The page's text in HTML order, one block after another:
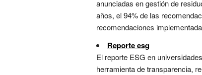
anunciadas en gestión de
años, el 94% de las
recomendaciones
Reporte esg
El reporte ESG en
herramienta de transparencia,